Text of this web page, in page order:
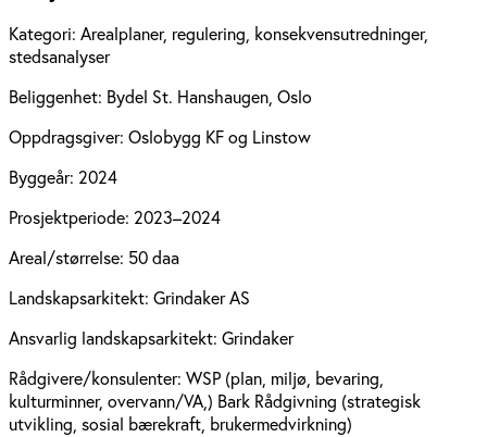
Kategori: Arealplaner, regulering, konsekvensutredninger,
stedsanalyser
Beliggenhet: Bydel St. Hanshaugen, Oslo
Oppdragsgiver: Oslobygg KF og Linstow
Byggeår: 2024
Prosjektperiode: 2023–2024
Areal/størrelse: 50 daa
Landskapsarkitekt: Grindaker AS
Ansvarlig landskapsarkitekt: Grindaker
Rådgivere/konsulenter: WSP (plan, miljø, bevaring,
kulturminner, overvann/VA,) Bark Rådgivning (strategisk
utvikling, sosial bærekraft, brukermedvirkning)